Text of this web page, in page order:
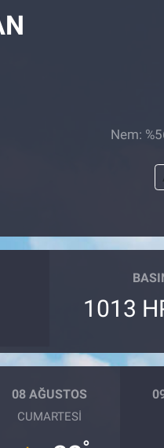
Nem:
1013
08 AĞUSTOS
CUMARTESI